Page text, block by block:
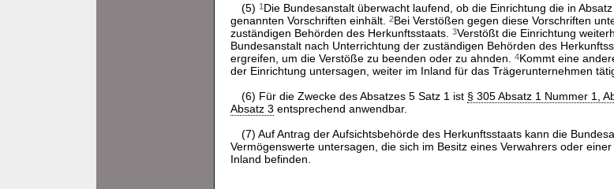
(5) 1Die Bundesanstalt überwacht laufend, ob die Einrichtung die in
genannten Vorschriften einhält.
2Bei Verstößen gegen diese Vorschriften
zuständigen Behörden des Herkunftsstaats.
3Verstößt die Einrichtung
Bundesanstalt nach Unterrichtung der zuständigen Behörden des
ergreifen, um die Verstöße zu beenden oder zu ahnden.
4Kommt eine
der Einrichtung untersagen, weiter im Inland für das Trägerunternehmen
(6) Für die Zwecke des Absatzes 5 Satz 1 ist § 305 Absatz 1 Nummer 1,
Absatz 3 entsprechend anwendbar.
(7) Auf Antrag der Aufsichtsbehörde des Herkunftsstaats kann die
Vermögenswerte untersagen, die sich im Besitz eines Verwahrers oder
Inland befinden.